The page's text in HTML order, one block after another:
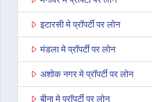
इटारसी मे प्रॉपर्टी पर लोन
मंडला मे प्रॉपर्टी पर लोन
अशोक नगर मे प्रॉपर्टी पर लोन
बीना मे प्रॉपर्टी पर लोन